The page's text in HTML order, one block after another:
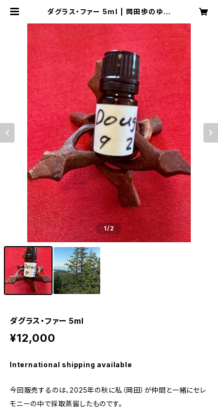
ダグラス・ファー 5ml | 岡田歩のゆる
1/2
ダグラス・ファー 5ml
¥12,000
International shipping available
今回販売するのは、2025年の秋に私（岡田）が仲間と一緒にセレ
モニーの中で採取蒸留したものです。